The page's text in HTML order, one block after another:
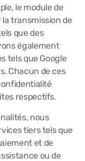
le module de
transmission de
que des
également
tels que Google
Chacun de ces
respectifs.
nous
tiers tels que
et de
ou de